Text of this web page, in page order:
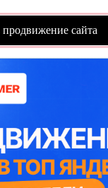
продвижение сайта